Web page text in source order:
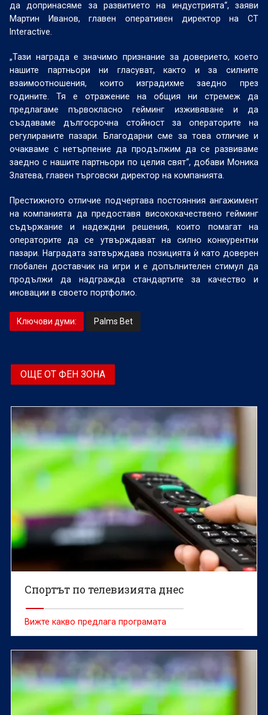
да допринасяме за развитието на индустрията“, заяви
Мартин Иванов, главен оперативен директор на CT
Interactive.
„Тази награда е значимо признание за доверието, което
нашите партньори ни гласуват, както и за силните
взаимоотношения, които изградихме заедно през
годините. Тя е отражение на общия ни стремеж да
предлагаме първокласно гейминг изживяване и да
създаваме дългосрочна стойност за операторите на
регулираните пазари. Благодарни сме за това отличие и
очакваме с нетърпение да продължим да се развиваме
заедно с нашите партньори по целия свят“, добави Моника
Златева, главен търговски директор на компанията.
Престижното отличие подчертава постоянния ангажимент
на компанията да предоставя висококачествено гейминг
съдържание и надеждни решения, които помагат на
операторите да се утвърждават на силно конкурентни
пазари. Наградата затвърждава позицията ѝ като доверен
глобален доставчик на игри и е допълнителен стимул да
продължи да надгражда стандартите за качество и
иновации в своето портфолио.
Ключови думи: Palms Bet
ОЩЕ ОТ ФЕН ЗОНА
Спортът по телевизията днес
Вижте какво предлага програмата